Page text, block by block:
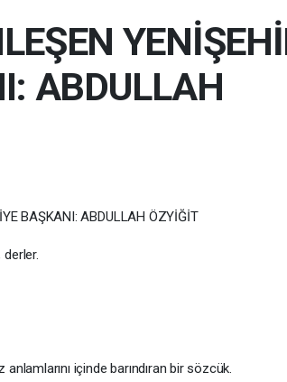
ABDULLAH
BAŞKANI: ABDULLAH ÖZYİĞİT
derler.
içinde barındıran bir sözcük.